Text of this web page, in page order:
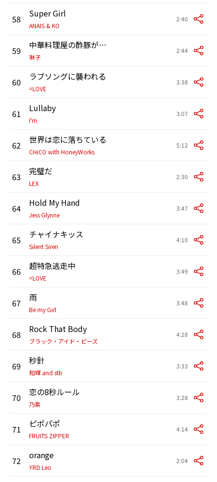
58 Super Girl
ANAIS & KO
2:40
59 中華料理屋の酢豚が食べたい (Sped Up Ver.)
琳子
2:44
60 ラブソングに襲われる
=LOVE
3:38
61 Lullaby
I'm
3:07
62 世界は恋に落ちている
CHiCO with HoneyWorks
5:12
63 完璧だ
LEX
2:30
64 Hold My Hand
Jess Glynne
3:47
65 チャイナキッス
Silent Siren
4:10
66 超特急逃走中
=LOVE
3:49
67 雨
Be my Girl
3:48
68 Rock That Body
ブラック・アイド・ピーズ
4:28
69 秒針
和輝 and stb
3:33
70 恋の8秒ルール
乃紫
3:28
71 ピポパポ
FRUITS ZIPPER
4:14
72 orange
YRD Leo
2:04